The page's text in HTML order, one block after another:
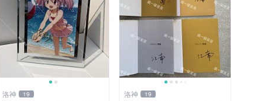
洛神 19 洛神 19